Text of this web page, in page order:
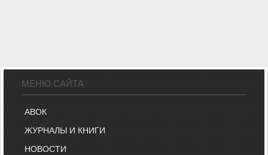
МЕНЮ САЙТА
АВОК
ЖУРНАЛЫ И КНИГИ
НОВОСТИ